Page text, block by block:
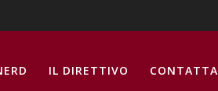
IL DIRETTIVO